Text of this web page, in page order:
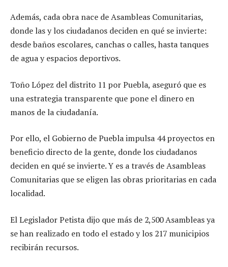
Además, cada obra nace de Asambleas Comunitarias,
donde las y los ciudadanos deciden en qué se invierte:
desde baños escolares, canchas o calles, hasta tanques
de agua y espacios deportivos.
Toño López del distrito 11 por Puebla, aseguró que es
una estrategia transparente que pone el dinero en
manos de la ciudadanía.
Por ello, el Gobierno de Puebla impulsa 44 proyectos en
beneficio directo de la gente, donde los ciudadanos
deciden en qué se invierte. Y es a través de Asambleas
Comunitarias que se eligen las obras prioritarias en cada
localidad.
El Legislador Petista dijo que más de 2,500 Asambleas ya
se han realizado en todo el estado y los 217 municipios
recibirán recursos.